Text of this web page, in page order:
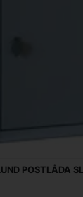
POSTLÅDA